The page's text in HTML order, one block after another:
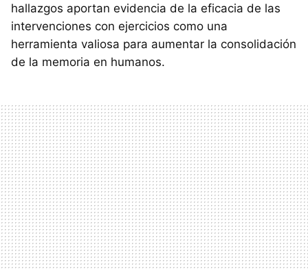
hallazgos aportan evidencia de la eficacia de las
intervenciones con ejercicios como una
herramienta valiosa para aumentar la consolidación
de la memoria en humanos.